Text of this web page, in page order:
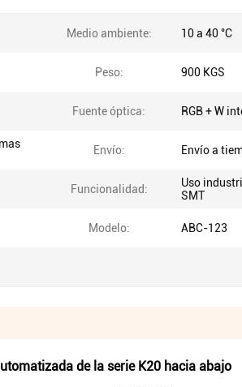
Medio ambiente: 10 a 40 °C
Peso: 900 KGS
Fuente óptica: RGB + W
Envío: Envío a
Funcionalidad:
Uso
SMT
Modelo: ABC-123
de la serie K20 hacia abajo